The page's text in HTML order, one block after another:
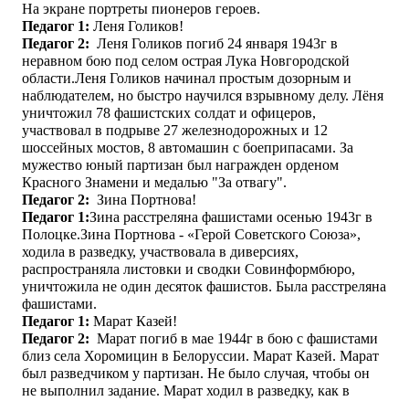
На экране портреты пионеров героев.
Педагог 1: Леня Голиков!
Педагог 2: Леня Голиков погиб 24 января 1943г в
неравном бою под селом острая Лука Новгородской
области.Леня Голиков начинал простым дозорным и
наблюдателем, но быстро научился взрывному делу. Лёня
уничтожил 78 фашистских солдат и офицеров,
участвовал в подрыве 27 железнодорожных и 12
шоссейных мостов, 8 автомашин с боеприпасами. За
мужество юный партизан был награжден орденом
Красного Знамени и медалью "За отвагу".
Педагог 2: Зина Портнова!
Педагог 1:Зина расстреляна фашистами осенью 1943г в
Полоцке.Зина Портнова - «Герой Советского Союза»,
ходила в разведку, участвовала в диверсиях,
распространяла листовки и сводки Совинформбюро,
уничтожила не один десяток фашистов. Была расстреляна
фашистами.
Педагог 1: Марат Казей!
Педагог 2: Марат погиб в мае 1944г в бою с фашистами
близ села Хоромицин в Белоруссии. Марат Казей. Марат
был разведчиком у партизан. Не было случая, чтобы он
не выполнил задание. Марат ходил в разведку, как в